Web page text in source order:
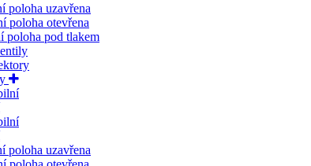
poloha uzavřena
poloha otevřena
poloha pod tlakem
poloha uzavřena